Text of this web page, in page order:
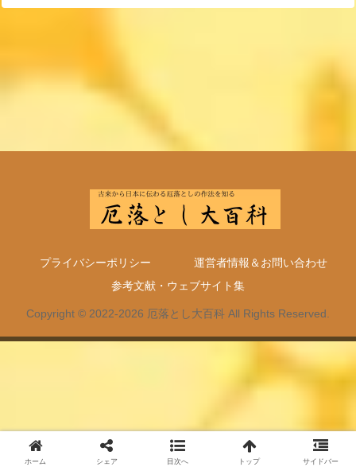
プライバシーポリシー
運営者情報＆お問い合わせ
参考文献・ウェブサイト集
Copyright © 2022-2026 厄落とし大百科 All Rights Reserved.
ホーム シェア 目次へ トップ サイドバー